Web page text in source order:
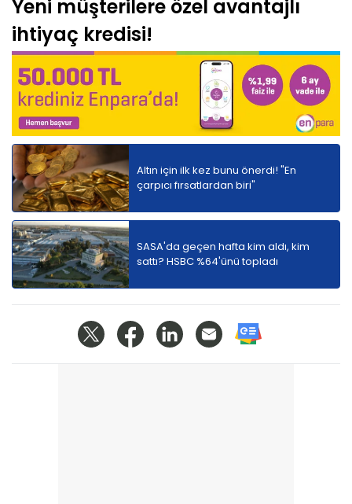
Yeni müşterilere özel avantajlı
ihtiyaç kredisi!
Altın için ilk kez bunu önerdi! "En
çarpıcı fırsatlardan biri"
SASA'da geçen hafta kim aldı, kim
sattı? HSBC %64'ünü topladı